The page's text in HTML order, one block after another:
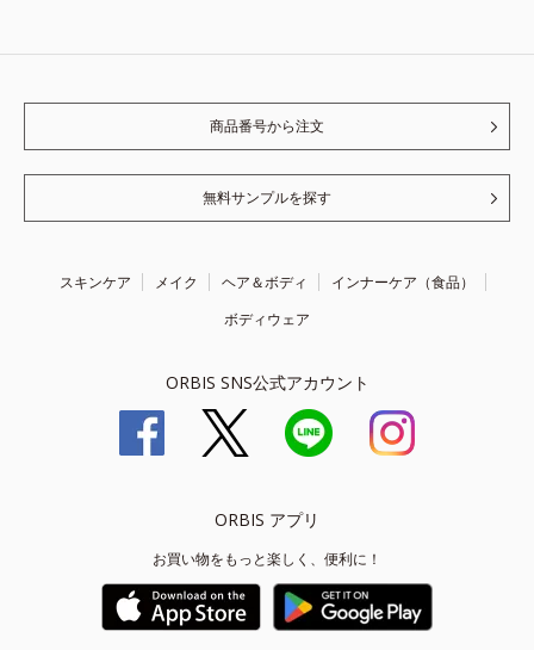
商品番号から注文
無料サンプルを探す
スキンケア メイク ヘア＆ボディ
インナーケア（食品）
ボディウェア
ORBIS SNS公式アカウント
ORBIS アプリ
お買い物をもっと楽しく、便利に！